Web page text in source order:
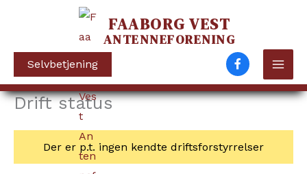
Gå
indholdet
FAABORG VEST
ANTENNEFORENING
Selvbetjening
Drift status
Der er p.t. ingen kendte driftsforstyrrelser